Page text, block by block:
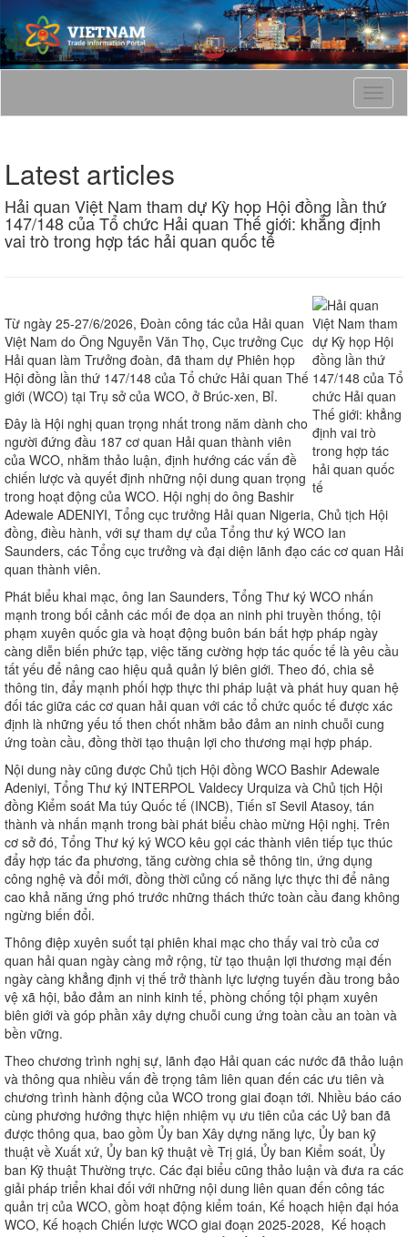
T
o
n
a
t
i
o
n
Latest articles
Hải quan Việt Nam tham dự Kỳ họp Hội đồng lần thứ
147/148 của Tổ chức Hải quan Thế giới: khẳng định
vai trò trong hợp tác hải quan quốc tế
Từ ngày 25-27/6/2026, Đoàn công tác của Hải quan
Việt Nam do Ông Nguyễn Văn Thọ, Cục trưởng Cục
Hải quan làm Trưởng đoàn, đã tham dự Phiên họp
Hội đồng lần thứ 147/148 của Tổ chức Hải quan Thế
giới (WCO) tại Trụ sở của WCO, ở Brúc-xen, Bỉ.
Đây là Hội nghị quan trọng nhất trong năm dành cho
người đứng đầu 187 cơ quan Hải quan thành viên
của WCO, nhằm thảo luận, định hướng các vấn đề
chiến lược và quyết định những nội dung quan trọng
trong hoạt động của WCO. Hội nghị do ông Bashir
Adewale ADENIYI, Tổng cục trưởng Hải quan Nigeria, Chủ tịch Hội
đồng, điều hành, với sự tham dự của Tổng thư ký WCO Ian
Saunders, các Tổng cục trưởng và đại diện lãnh đạo các cơ quan Hải
quan thành viên.
Phát biểu khai mạc, ông Ian Saunders, Tổng Thư ký WCO nhấn
mạnh trong bối cảnh các mối đe dọa an ninh phi truyền thống, tội
phạm xuyên quốc gia và hoạt động buôn bán bất hợp pháp ngày
càng diễn biến phức tạp, việc tăng cường hợp tác quốc tế là yêu cầu
tất yếu để nâng cao hiệu quả quản lý biên giới. Theo đó, chia sẻ
thông tin, đẩy mạnh phối hợp thực thi pháp luật và phát huy quan hệ
đối tác giữa các cơ quan hải quan với các tổ chức quốc tế được xác
định là những yếu tố then chốt nhằm bảo đảm an ninh chuỗi cung
ứng toàn cầu, đồng thời tạo thuận lợi cho thương mại hợp pháp.
Nội dung này cũng được Chủ tịch Hội đồng WCO Bashir Adewale
Adeniyi, Tổng Thư ký INTERPOL Valdecy Urquiza và Chủ tịch Hội
đồng Kiểm soát Ma túy Quốc tế (INCB), Tiến sĩ Sevil Atasoy, tán
thành và nhấn mạnh trong bài phát biểu chào mừng Hội nghị. Trên
cơ sở đó, Tổng Thư ký ký WCO kêu gọi các thành viên tiếp tục thúc
đẩy hợp tác đa phương, tăng cường chia sẻ thông tin, ứng dụng
công nghệ và đổi mới, đồng thời củng cố năng lực thực thi để nâng
cao khả năng ứng phó trước những thách thức toàn cầu đang không
ngừng biến đổi.
Thông điệp xuyên suốt tại phiên khai mạc cho thấy vai trò của cơ
quan hải quan ngày càng mở rộng, từ tạo thuận lợi thương mại đến
ngày càng khẳng định vị thế trở thành lực lượng tuyến đầu trong bảo
vệ xã hội, bảo đảm an ninh kinh tế, phòng chống tội phạm xuyên
biên giới và góp phần xây dựng chuỗi cung ứng toàn cầu an toàn và
bền vững.
Theo chương trình nghị sự, lãnh đạo Hải quan các nước đã thảo luận
và thông qua nhiều vấn đề trọng tâm liên quan đến các ưu tiên và
chương trình hành động của WCO trong giai đoạn tới. Nhiều báo cáo
cùng phương hướng thực hiện nhiệm vụ ưu tiên của các Uỷ ban đã
được thông qua, bao gồm Ủy ban Xây dựng năng lực, Ủy ban kỹ
thuật về Xuất xứ, Ủy ban kỹ thuật về Trị giá, Ủy ban Kiểm soát, Ủy
ban Kỹ thuật Thường trực. Các đại biểu cũng thảo luận và đưa ra các
giải pháp triển khai đối với những nội dung liên quan đến công tác
quản trị của WCO, gồm hoạt động kiểm toán, Kế hoạch hiện đại hóa
WCO, Kế hoạch Chiến lược WCO giai đoạn 2025-2028, Kế hoạch